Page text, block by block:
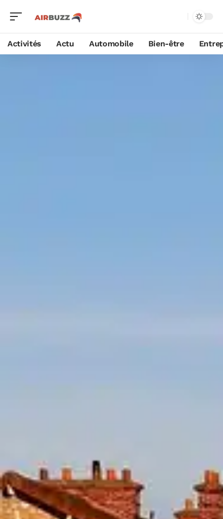
Activités Actu Automobile Bien-être